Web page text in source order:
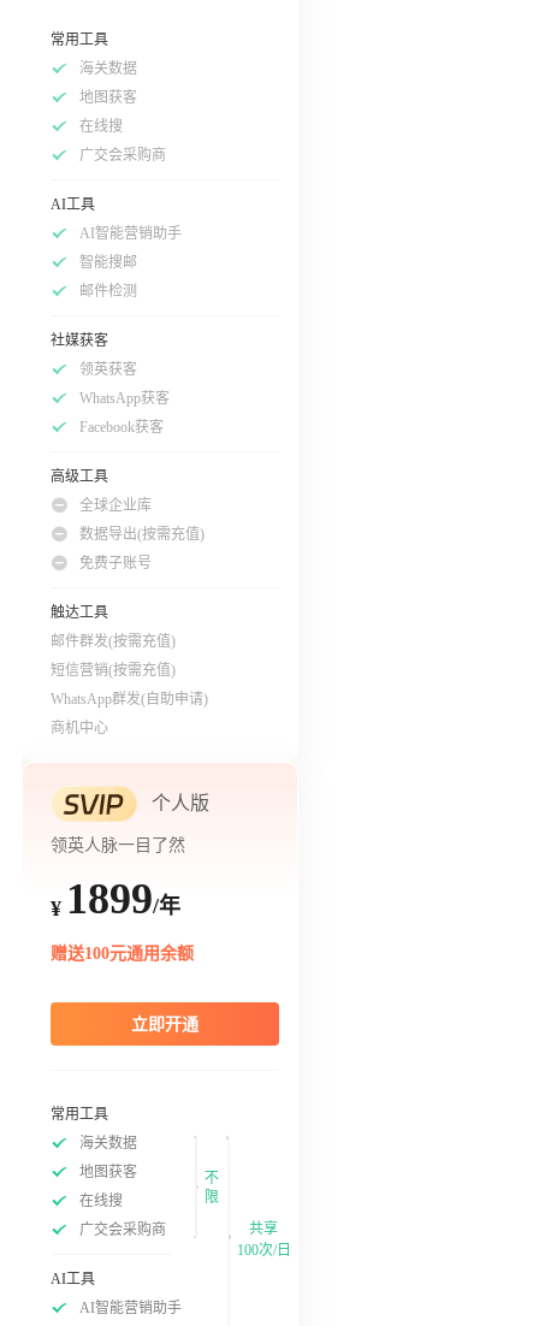
常用工具
海关数据
地图获客
在线搜
广交会采购商
AI工具
AI智能营销助手
智能搜邮
邮件检测
社媒获客
领英获客
WhatsApp获客
Facebook获客
高级工具
全球企业库
数据导出(按需充值)
免费子账号
触达工具
邮件群发(按需充值)
短信营销(按需充值)
WhatsApp群发(自助申请)
商机中心
个人版
领英人脉一目了然
¥ 1899/年
赠送100元通用余额
立即开通
常用工具
海关数据
地图获客
在线搜
广交会采购商
不
限
AI工具
AI智能营销助手
共享
100次/日